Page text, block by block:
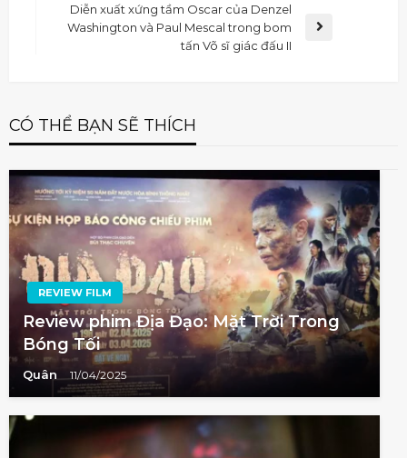
Diễn xuất xứng tầm Oscar của Denzel
Washington và Paul Mescal trong bom
tấn Võ sĩ giác đấu II
CÓ THỂ BẠN SẼ THÍCH
REVIEW FILM
Review phim Địa Đạo: Mặt Trời Trong
Bóng Tối
Quân 11/04/2025